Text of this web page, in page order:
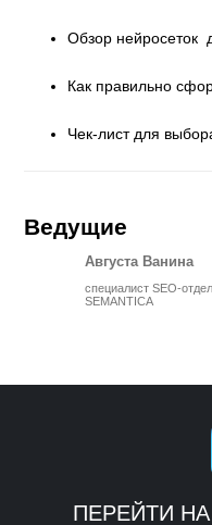
Обзор нейросеток
Как правильно
Чек-лист для
Ведущие
Августа Ванина
специалист SEO-
SEMANTICA
ПЕРЕЙТИ